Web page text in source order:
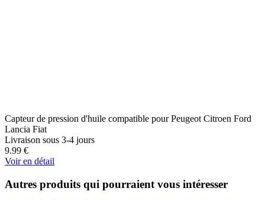
Capteur de pression d'huile compatible pour Peugeot Citroen Ford
Lancia Fiat
Livraison sous 3-4 jours
9.99 €
Voir en détail
Autres produits qui pourraient vous intéresser